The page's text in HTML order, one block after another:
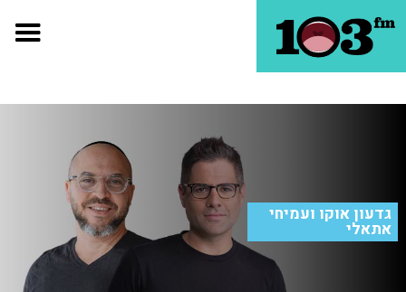
גדעון אוקו ועמיחי
אתאלי